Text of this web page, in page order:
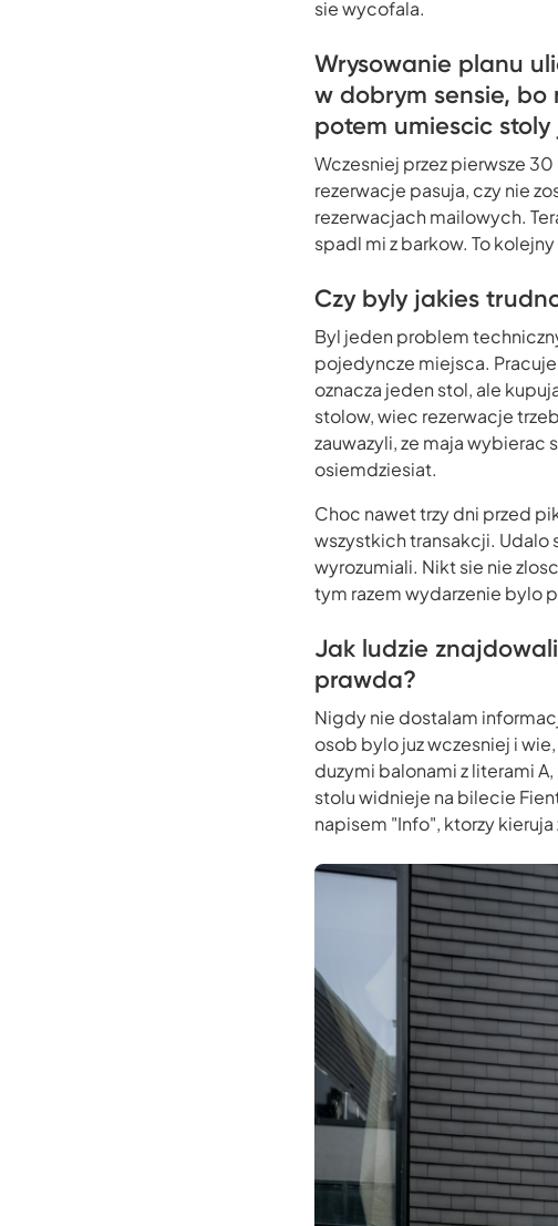
sie wycofala.
Wrysowanie planu
w dobrym sensie,
potem umiescic
Wczesniej przez pierwsze
rezerwacje pasuja, czy nie
rezerwacjach mailowych.
spadl mi z barkow. To
Czy byly jakies
Byl jeden problem
pojedyncze miejsca.
oznacza jeden stol, ale
stolow, wiec rezerwacje
zauwazyli, ze maja wybierac
osiemdziesiat.
Choc nawet trzy dni przed
wszystkich transakcji. Udalo
wyrozumiali. Nikt sie nie
tym razem wydarzenie bylo
Jak ludzie
prawda?
Nigdy nie dostalam
osob bylo juz wczesniej i
duzymi balonami z literami
stolu widnieje na bilecie
napisem "Info", ktorzy